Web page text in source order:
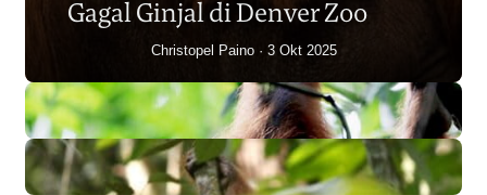
Gagal Ginjal di Denver Zoo
Christopel Paino 3 Okt 2025